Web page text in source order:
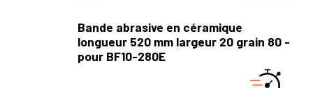
Bande abrasive en céramique
longueur 520 mm largeur 20 grain 80 -
pour BF10-280E